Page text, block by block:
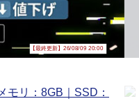
【最終更新】26/08/09 20:00